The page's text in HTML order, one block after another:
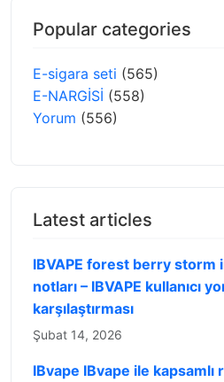
Popular categories
E-sigara seti (565)
E-NARGİSİ (558)
Yorum (556)
Latest articles
IBVAPE forest berry storm
notları – IBVAPE kullanıcı
karşılaştırması
Şubat 14, 2026
IBvape IBvape ile